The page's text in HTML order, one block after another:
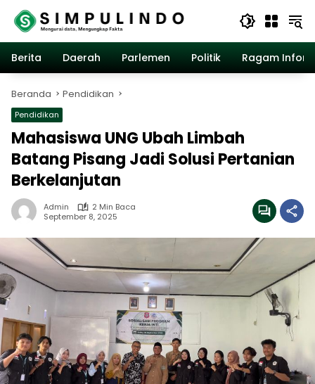
Langsung
konten
Berita
Daerah Parlemen Politik Ragam
Beranda Pendidikan
Pendidikan
Mahasiswa UNG Ubah Limbah
Batang Pisang Jadi Solusi Pertanian
Berkelanjutan
Admin
2 Min Baca
September 8, 2025